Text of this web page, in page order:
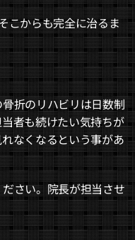
こからも完全に治るま
折のリハビリは日数制
者も続けたい気持ちが
なくなるという事があ
さい。院長が担当させ